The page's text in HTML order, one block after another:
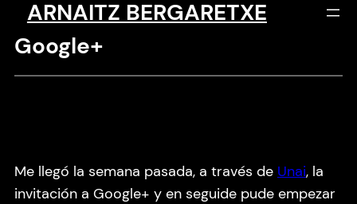
Saltar
contenido
ARNAITZ BERGARETXE
Google+
Me llegó la semana pasada, a través de Unai, la
invitación a Google+ y en seguide pude empezar